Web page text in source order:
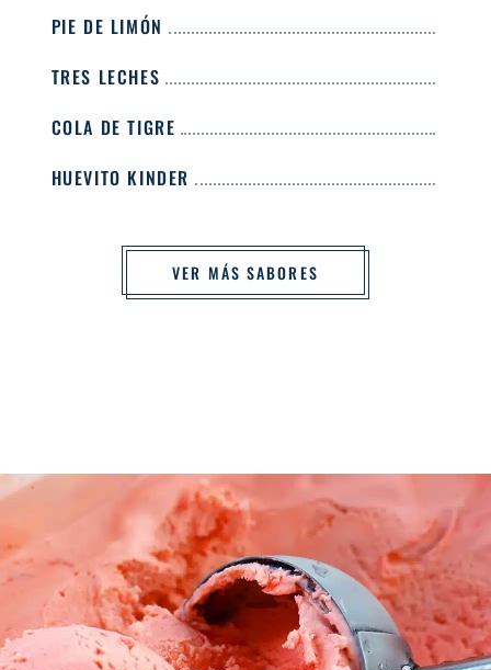
PIE DE LIMÓN
TRES LECHES
COLA DE TIGRE
HUEVITO KINDER
VER MÁS SABORES